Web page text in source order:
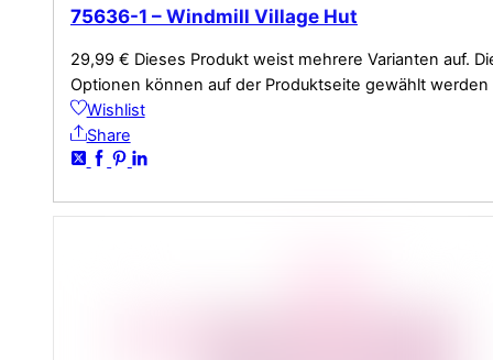
75636-1 – Windmill Village Hut
29,99 € Dieses Produkt weist mehrere Varianten auf.
Optionen können auf der Produktseite gewählt werden
Wishlist
Share